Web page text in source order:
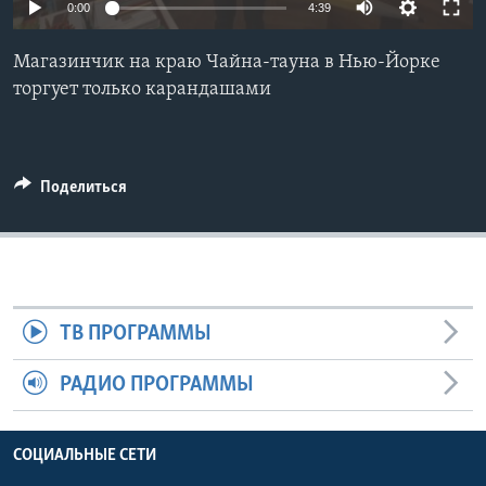
СОЦИАЛЬНЫЕ СЕТИ
Языки
0:00 4:39
Магазинчик на краю Чайна-тауна в Нью-Йорке
торгует только карандашами
Поделиться
ТВ ПРОГРАММЫ
РАДИО ПРОГРАММЫ
СОЦИАЛЬНЫЕ СЕТИ